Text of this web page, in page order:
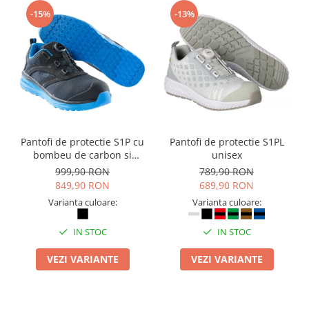
Camasi
Pantaloni
Pantaloni cu pieptar
Hanorace
Jachete
Impermeabile
Reflectorizante
Incaltaminte
Incaltaminte de lucru si protectie
Echipamente medicale
Manusi de protectie
Accesorii pentru protectia capului
-15%
Pantofi de protectie S1P cu
bombeu de carbon si
inchidere BOAÂ® Fit
999,90 RON
849,90 RON
Varianta culoare:
IN STOC
VEZI VARIANTE
-13%
Pantofi de protectie S1PL
unisex
789,90 RON
689,90 RON
Varianta culoare:
IN STOC
VEZI VARIANTE